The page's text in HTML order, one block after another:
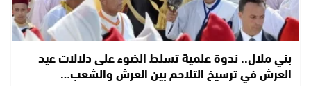
بني ملال.. ندوة علمية تسلط الضوء على دلالات عيد
العرش في ترسيخ التلاحم بين العرش والشعب…